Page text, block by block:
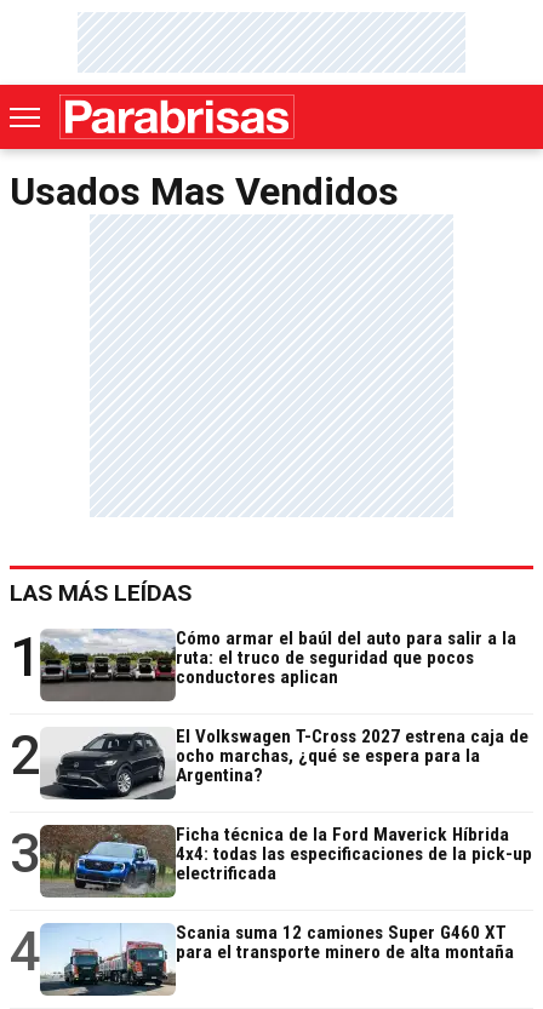
Usados Mas Vendidos
LAS MÁS LEÍDAS
1
Cómo armar el baúl del auto para salir a la
ruta: el truco de seguridad que pocos
conductores aplican
2
El Volkswagen T-Cross 2027 estrena caja de
ocho marchas, ¿qué se espera para la
Argentina?
3
Ficha técnica de la Ford Maverick Híbrida
4x4: todas las especificaciones de la pick-up
electrificada
4
Scania suma 12 camiones Super G460 XT
para el transporte minero de alta montaña